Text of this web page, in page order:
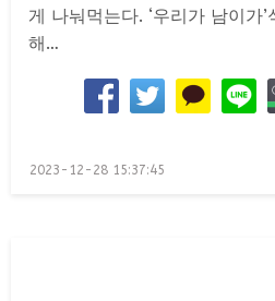
게 나눠먹는다. ‘우리가 남이가
해…
Posted
2023-12-28 15:37:45